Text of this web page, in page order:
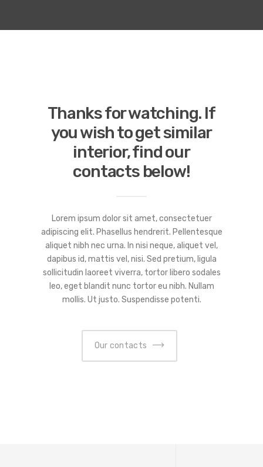
Thanks for watching. If
you wish to get similar
interior, find our
contacts below!
Lorem ipsum dolor sit amet, consectetuer
adipiscing elit. Phasellus hendrerit. Pellentesque
aliquet nibh nec urna. In nisi neque, aliquet vel,
dapibus id, mattis vel, nisi. Sed pretium, ligula
sollicitudin laoreet viverra, tortor libero sodales
leo, eget blandit nunc tortor eu nibh. Nullam
mollis. Ut justo. Suspendisse potenti.
Our contacts